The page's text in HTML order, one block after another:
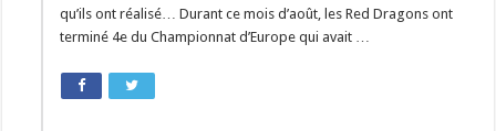
qu’ils ont réalisé… Durant ce mois d’août, les Red Dragons ont
terminé 4e du Championnat d’Europe qui avait …